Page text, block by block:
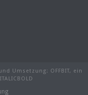
Umsetzung: OFFBIT, ein
ITALICBOLD